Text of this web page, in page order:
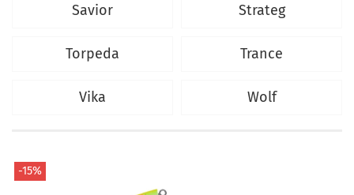
Savior Strateg
Torpeda Trance
Vika Wolf
-15%